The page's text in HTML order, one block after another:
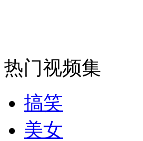
消防员救轻生者 花炮节热闹非凡
纽约上演“枕头大战”
热门视频集
搞笑
美女